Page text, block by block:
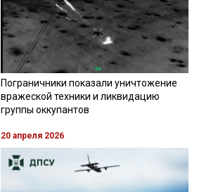
Пограничники показали уничтожение
вражеской техники и ликвидацию
группы оккупантов
20 апреля 2026